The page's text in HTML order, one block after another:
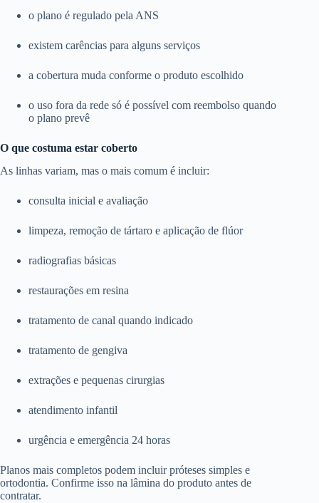
o plano é regulado pela ANS
existem carências para alguns serviços
a cobertura muda conforme o produto escolhido
o uso fora da rede só é possível com reembolso quando
o plano prevê
O que costuma estar coberto
As linhas variam, mas o mais comum é incluir:
consulta inicial e avaliação
limpeza, remoção de tártaro e aplicação de flúor
radiografias básicas
restaurações em resina
tratamento de canal quando indicado
tratamento de gengiva
extrações e pequenas cirurgias
atendimento infantil
urgência e emergência 24 horas
Planos mais completos podem incluir próteses simples e
ortodontia. Confirme isso na lâmina do produto antes de
contratar.